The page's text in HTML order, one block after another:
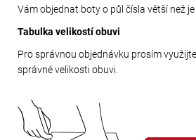
Vám objednat boty o půl čísla větší než je
Tabulka velikostí obuvi
Pro správnou objednávku prosím
správné velikosti obuvi.